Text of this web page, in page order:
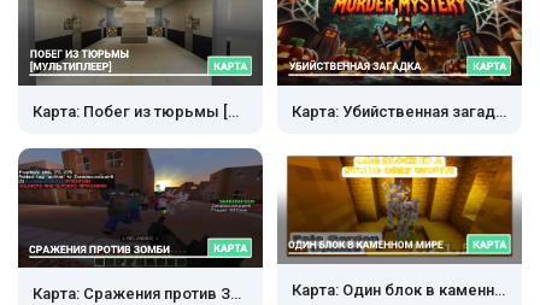
Карта: Побег из тюрьмы [Мультиплеер] Карта: Убийственная загадка
Карта: Сражения против Зомби Карта: Один блок в каменном мире